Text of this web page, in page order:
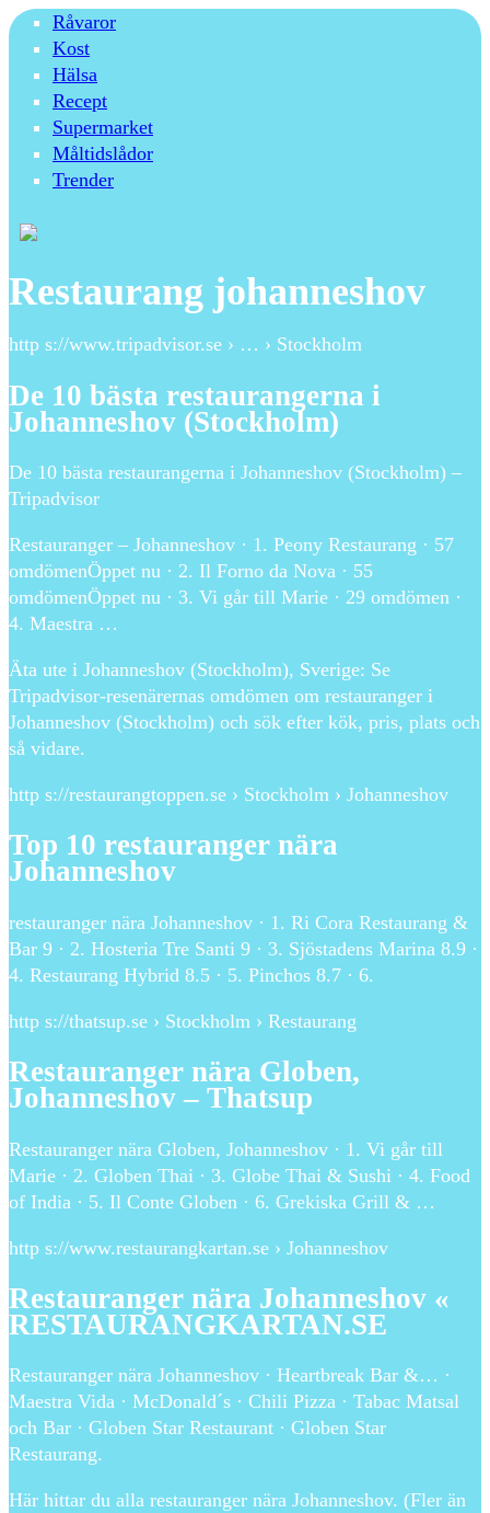
Råvaror
Kost
Hälsa
Recept
Supermarket
Måltidslådor
Trender
Restaurang johanneshov
http s://www.tripadvisor.se › … › Stockholm
De 10 bästa restaurangerna i
Johanneshov (Stockholm)
De 10 bästa restaurangerna i Johanneshov (Stockholm) –
Tripadvisor
Restauranger – Johanneshov · 1. Peony Restaurang · 57
omdömenÖppet nu · 2. Il Forno da Nova · 55
omdömenÖppet nu · 3. Vi går till Marie · 29 omdömen ·
4. Maestra …
Äta ute i Johanneshov (Stockholm), Sverige: Se
Tripadvisor-resenärernas omdömen om restauranger i
Johanneshov (Stockholm) och sök efter kök, pris, plats och
så vidare.
http s://restaurangtoppen.se › Stockholm › Johanneshov
Top 10 restauranger nära
Johanneshov
restauranger nära Johanneshov · 1. Ri Cora Restaurang &
Bar 9 · 2. Hosteria Tre Santi 9 · 3. Sjöstadens Marina 8.9 ·
4. Restaurang Hybrid 8.5 · 5. Pinchos 8.7 · 6.
http s://thatsup.se › Stockholm › Restaurang
Restauranger nära Globen,
Johanneshov – Thatsup
Restauranger nära Globen, Johanneshov · 1. Vi går till
Marie · 2. Globen Thai · 3. Globe Thai & Sushi · 4. Food
of India · 5. Il Conte Globen · 6. Grekiska Grill & …
http s://www.restaurangkartan.se › Johanneshov
Restauranger nära Johanneshov «
RESTAURANGKARTAN.SE
Restauranger nära Johanneshov · Heartbreak Bar &… ·
Maestra Vida · McDonald´s · Chili Pizza · Tabac Matsal
och Bar · Globen Star Restaurant · Globen Star
Restaurang.
Här hittar du alla restauranger nära Johanneshov. (Fler än